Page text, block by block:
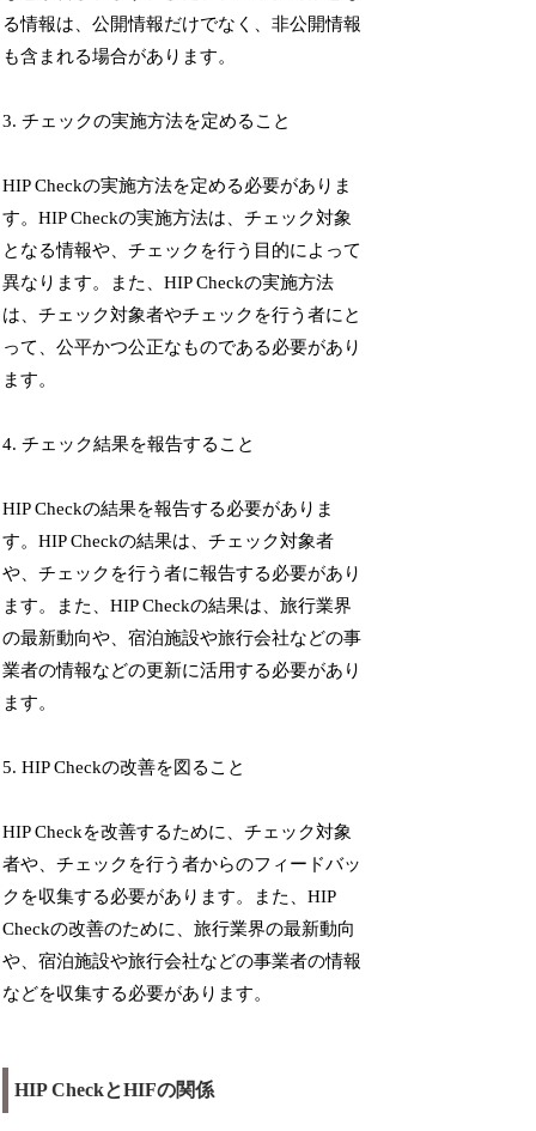
る情報は、公開情報だけでなく、非公開情報
も含まれる場合があります。
3. チェックの実施方法を定めること
HIP Checkの実施方法を定める必要がありま
す。HIP Checkの実施方法は、チェック対象
となる情報や、チェックを行う目的によって
異なります。また、HIP Checkの実施方法
は、チェック対象者やチェックを行う者にと
って、公平かつ公正なものである必要があり
ます。
4. チェック結果を報告すること
HIP Checkの結果を報告する必要がありま
す。HIP Checkの結果は、チェック対象者
や、チェックを行う者に報告する必要があり
ます。また、HIP Checkの結果は、旅行業界
の最新動向や、宿泊施設や旅行会社などの事
業者の情報などの更新に活用する必要があり
ます。
5. HIP Checkの改善を図ること
HIP Checkを改善するために、チェック対象
者や、チェックを行う者からのフィードバッ
クを収集する必要があります。また、HIP
Checkの改善のために、旅行業界の最新動向
や、宿泊施設や旅行会社などの事業者の情報
などを収集する必要があります。
HIP CheckとHIFの関係